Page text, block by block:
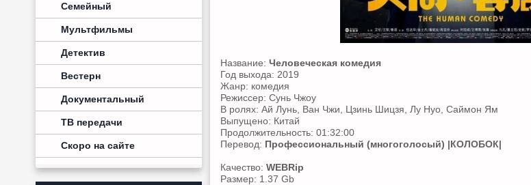
Семейный
Мультфильмы
Детектив
Вестерн
Документальный
ТВ передачи
Скоро на сайте
Название: Человеческая комедия
Год выхода: 2019
Жанр: комедия
Режиссер: Сунь Чжоу
В ролях: Ай Лунь, Ван Чжи, Цзинь Шицзя, Лу Нуо, Саймон Ям
Выпущено: Китай
Продолжительность: 01:32:00
Перевод: Профессиональный (многоголосый) |КОЛОБОК|
Качество: WEBRip
Размер: 1.37 Gb